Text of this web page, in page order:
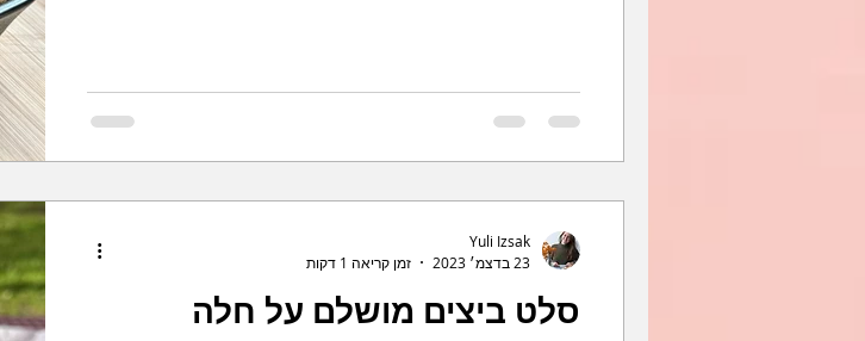
סלט ביצים מושלם על חלה
Yuli Izsak
23 בדצמ׳ 2023
זמן קריאה 1 דקות